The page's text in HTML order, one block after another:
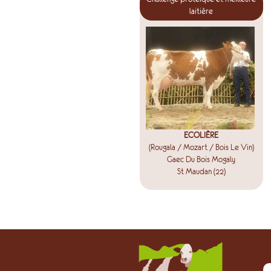
laitière
ECOLIÈRE
(Rougala / Mozart / Bois Le Vin)
Gaec Du Bois Mogaly
St Maudan (22)